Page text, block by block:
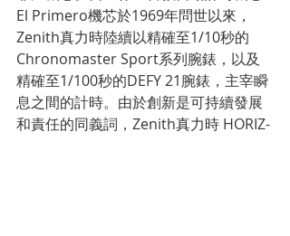
El Primero機芯於1969年問世以來，
Zenith真力時陸續以精確至1/10秒的
Chronomaster Sport系列腕錶，以及
精確至1/100秒的DEFY 21腕錶，主宰瞬
息之間的計時。由於創新是可持續發展
和責任的同義詞，Zenith真力時 HORIZ-